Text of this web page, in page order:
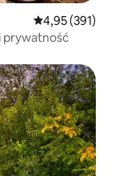
Średnia
4,95 (391)
prywatność